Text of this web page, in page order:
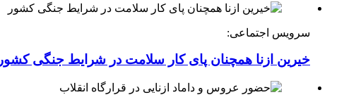
سرویس اجتماعی:
خیرین ازنا همچنان پای کار سلامت در شرایط جنگی کشور